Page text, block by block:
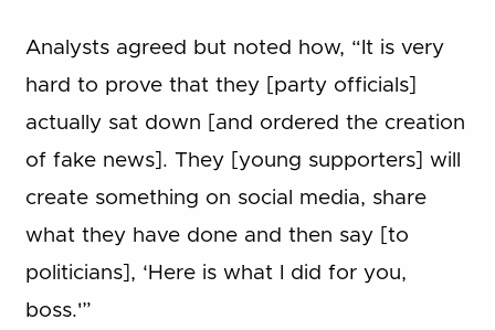
Analysts agreed but noted how, “It is very
hard to prove that they [party officials]
actually sat down [and ordered the creation
of fake news]. They [young supporters] will
create something on social media, share
what they have done and then say [to
politicians], ‘Here is what I did for you,
boss.'”